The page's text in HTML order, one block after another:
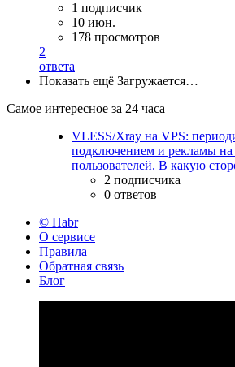
1 подписчик
10 июн.
178 просмотров
2
ответа
Показать ещё Загружается…
Самое интересное за 24 часа
VLESS/Xray на VPS:
подключением и рекламы на
пользователей. В какую
2 подписчика
0 ответов
© Habr
О сервисе
Правила
Обратная связь
Блог